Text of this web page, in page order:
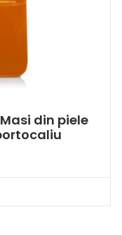
din piele